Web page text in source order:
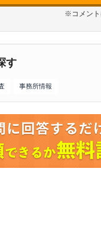
※コメント
す
事務所情報